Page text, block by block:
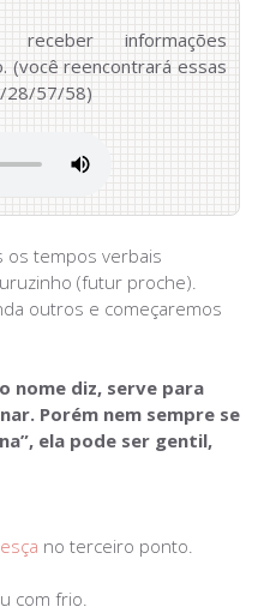
informações
(você reencontrará essas
28/57/58)
os tempos verbais
(futur proche).
outros e começaremos
nome diz, serve para
Porém nem sempre se
ela pode ser gentil,
no terceiro ponto.
com frio.